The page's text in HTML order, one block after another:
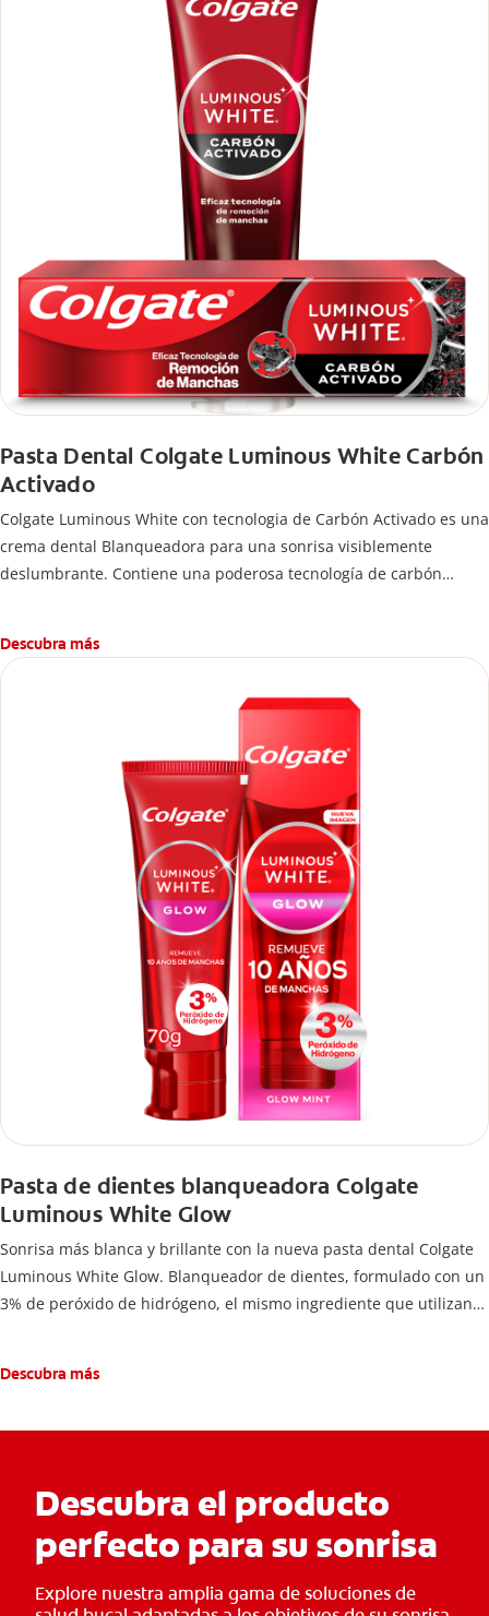
Pasta Dental Colgate Luminous White Carbón
Activado
Colgate Luminous White con tecnologia de Carbón Activado es una
crema dental Blanqueadora para una sonrisa visiblemente
deslumbrante. Contiene una poderosa tecnología de carbón
Descubra más
Pasta de dientes blanqueadora Colgate
Luminous White Glow
Sonrisa más blanca y brillante con la nueva pasta dental Colgate
Luminous White Glow. Blanqueador de dientes, formulado con un
3% de peróxido de hidrógeno, el mismo ingrediente que utilizan
Descubra más
Descubra el producto
perfecto para su sonrisa
Explore nuestra amplia gama de soluciones de